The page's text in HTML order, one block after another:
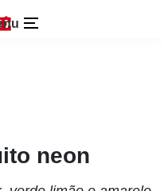
neon